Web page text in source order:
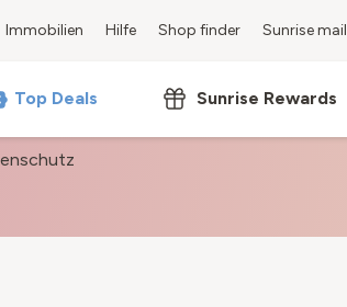
Immobilien Hilfe Shop finder Sunrise mail
Top Deals Sunrise Rewards